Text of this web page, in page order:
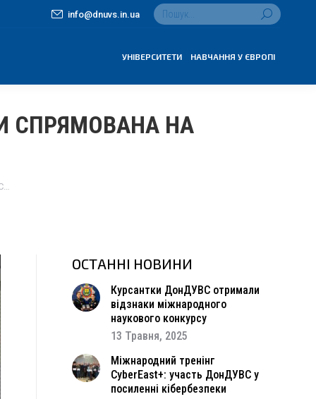
info@dnuvs.in.ua Search:
УНІВЕРСИТЕТИ НАВЧАННЯ У ЄВРОПІ
СПРЯМОВАНА НА
ОСТАННІ НОВИНИ
Курсантки ДонДУВС отримали
відзнаки міжнародного
наукового конкурсу
13 Травня, 2025
Міжнародний тренінг
CyberEast+: участь ДонДУВС у
посиленні кібербезпеки